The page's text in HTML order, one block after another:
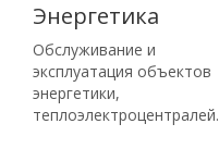
Энергетика
Обслуживание и
эксплуатация объектов
энергетики,
теплоэлектроцентралей.